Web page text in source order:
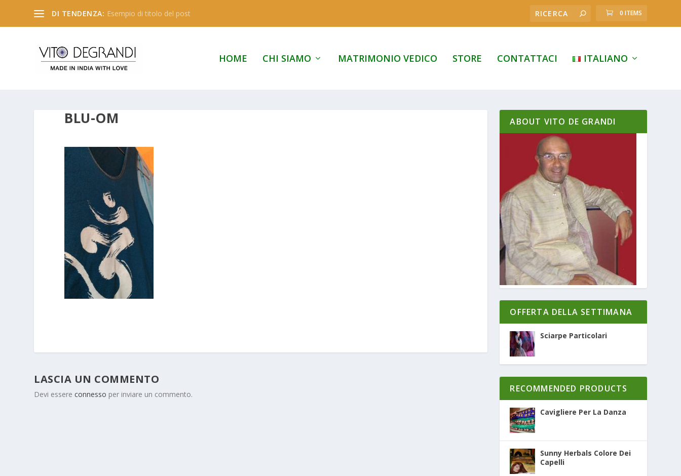
DI TENDENZA: Esempio di titolo del post 0 ITEMS
HOME CHI SIAMO MATRIMONIO VEDICO STORE CONTATTACI ITALIANO
BLU-OM
LASCIA UN COMMENTO
Devi essereconnesso per inviare un commento.
ABOUT VITO DE GRANDI
OFFERTA DELLA SETTIMANA
Sciarpe Particolari
RECOMMENDED PRODUCTS
Cavigliere Per La Danza
Sunny Herbals Colore Dei
Capelli